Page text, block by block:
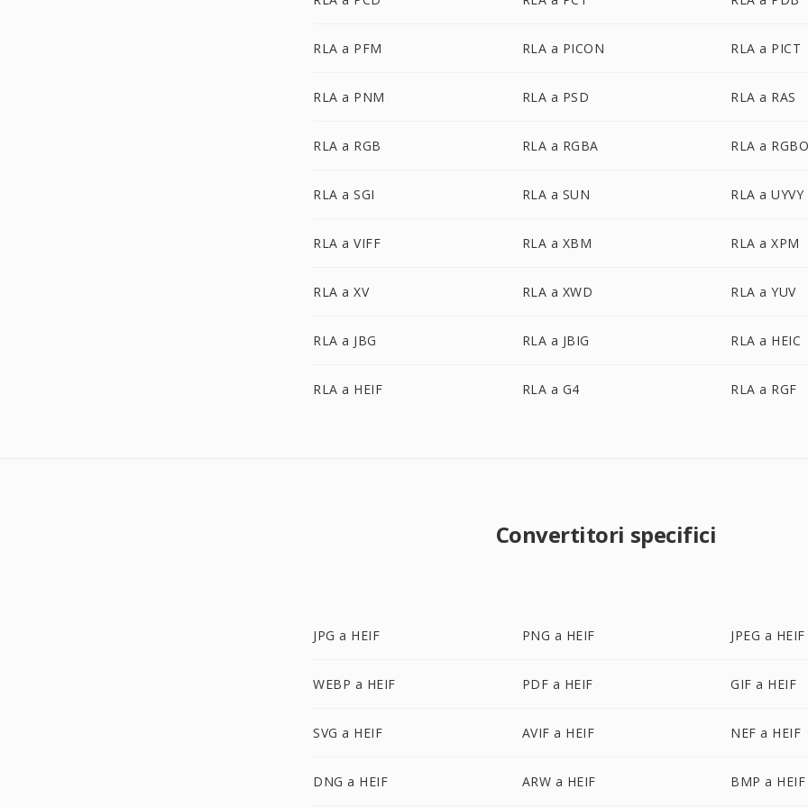
RLA a PFM RLA a PICON RLA a PICT
RLA a PNM RLA a PSD RLA a RAS
RLA a RGB RLA a RGBA RLA a
RLA a SGI RLA a SUN RLA a UYVY
RLA a VIFF RLA a XBM RLA a XPM
RLA a XV RLA a XWD RLA a YUV
RLA a JBG RLA a JBIG RLA a HEIC
RLA a HEIF RLA a G4 RLA a RGF
Convertitori specifici
JPG a HEIF PNG a HEIF JPEG a HEIF
WEBP a HEIF PDF a HEIF GIF a HEIF
SVG a HEIF AVIF a HEIF NEF a HEIF
DNG a HEIF ARW a HEIF BMP a HEIF